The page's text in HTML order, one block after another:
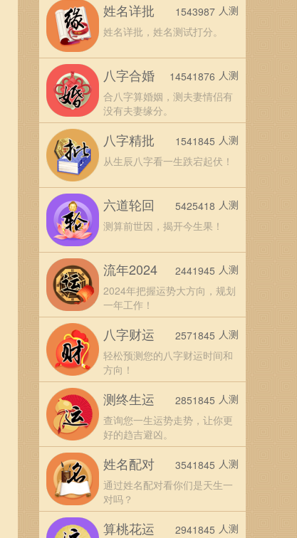
姓名详批
姓名详批，姓名测试打分。
1543987 人测
八字合婚
合八字算婚姻，测夫妻情侣有
没有夫妻缘分。
14541876 人测
八字精批
从生辰八字看一生跌宕起伏！
1541845 人测
六道轮回
测算前世因，揭开今生果！
5425418 人测
流年2024
2024年把握运势大方向，规划
一年工作！
2441945 人测
八字财运
轻松预测您的八字财运时间和
方向！
2571845 人测
测终生运
查询您一生运势走势，让你更
好的趋吉避凶。
2851845 人测
姓名配对
通过姓名配对看你们是天生一
对吗？
3541845 人测
算桃花运 2941845 人测